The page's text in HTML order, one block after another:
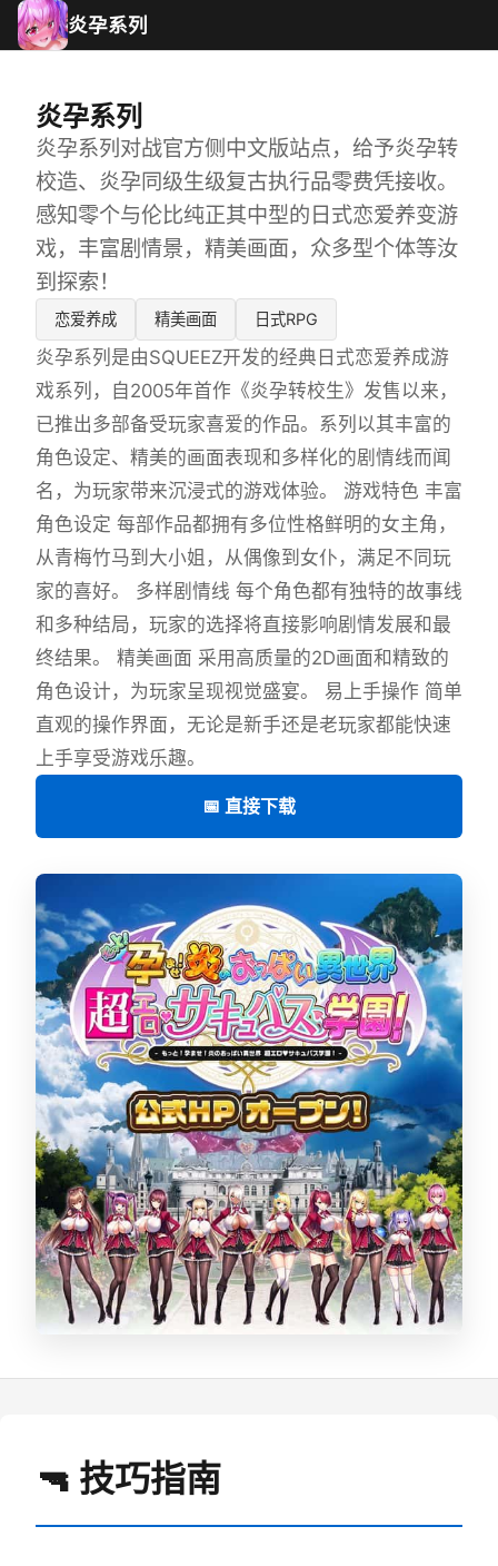
炎孕系列
炎孕系列
炎孕系列对战官方侧中文版站点，给予炎孕转
校造、炎孕同级生级复古执行品零费凭接收。
感知零个与伦比纯正其中型的日式恋爱养变游
戏，丰富剧情景，精美画面，众多型个体等汝
到探索！
恋爱养成 精美画面 日式RPG
炎孕系列是由SQUEEZ开发的经典日式恋爱养成游
戏系列，自2005年首作《炎孕转校生》发售以来，
已推出多部备受玩家喜爱的作品。系列以其丰富的
角色设定、精美的画面表现和多样化的剧情线而闻
名，为玩家带来沉浸式的游戏体验。 游戏特色 丰富
角色设定 每部作品都拥有多位性格鲜明的女主角，
从青梅竹马到大小姐，从偶像到女仆，满足不同玩
家的喜好。 多样剧情线 每个角色都有独特的故事线
和多种结局，玩家的选择将直接影响剧情发展和最
终结果。 精美画面 采用高质量的2D画面和精致的
角色设计，为玩家呈现视觉盛宴。 易上手操作 简单
直观的操作界面，无论是新手还是老玩家都能快速
上手享受游戏乐趣。
📅 直接下载
🔫 技巧指南